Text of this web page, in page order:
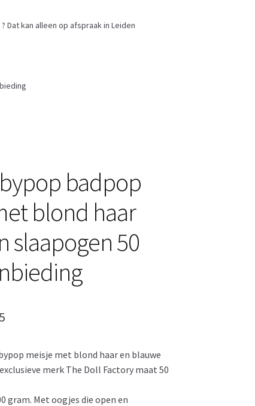
Dat kan alleen op afspraak in Leiden
badpop
blond haar
slaapogen 50
Huidige
is:
meisje met blond haar en blauwe
merk The Doll Factory maat 50
gram. Met oogjes die open en